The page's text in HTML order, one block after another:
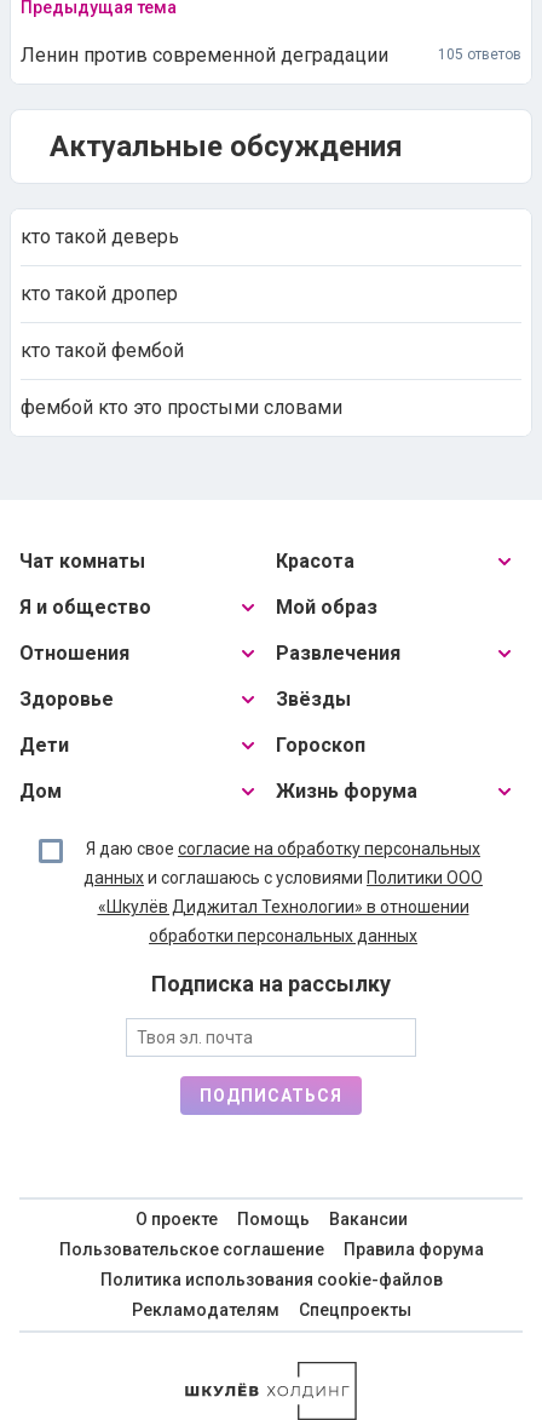
Предыдущая тема
Ленин против современной деградации 105 ответов
Актуальные обсуждения
кто такой деверь
кто такой дропер
кто такой фембой
фембой кто это простыми словами
Чат комнаты
Я и общество
Отношения
Здоровье
Дети
Дом
Красота
Мой образ
Развлечения
Звёзды
Гороскоп
Жизнь форума
Я даю свое согласие на обработку персональных
данныхи соглашаюсь с условиями Политики ООО
«Шкулёв Диджитал Технологии» в отношении
обработки персональных данных
Подписка на рассылку
ПОДПИСАТЬСЯ
О проекте Помощь
Вакансии
Пользовательское соглашение
Правила форума
Политика использования cookie-файлов
Рекламодателям
Спецпроекты